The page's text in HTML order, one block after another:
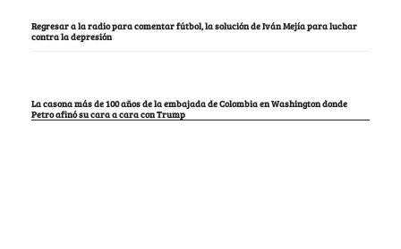
Regresar a la radio para comentar fútbol, la solución de Iván Mejía para luchar
contra la depresión
La casona más de 100 años de la embajada de Colombia en Washington donde
Petro afinó su cara a cara con Trump